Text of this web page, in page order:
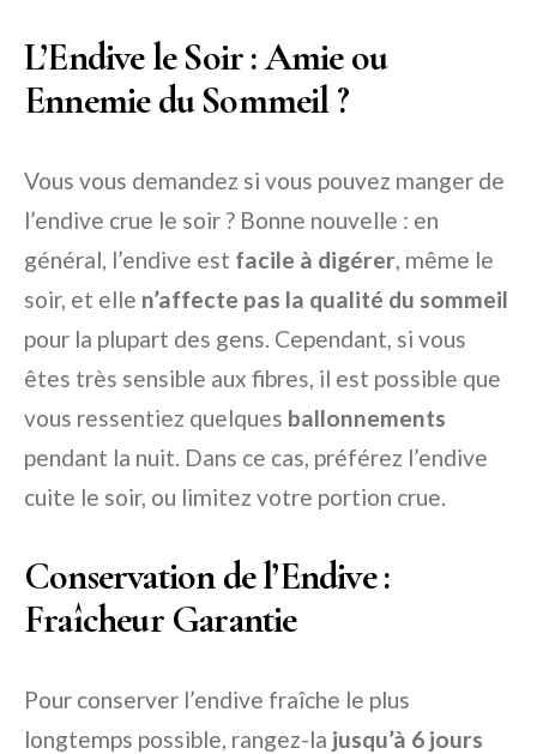
L’Endive le Soir : Amie ou
Ennemie du Sommeil ?
Vous vous demandez si vous pouvez manger de
l’endive crue le soir ? Bonne nouvelle : en
général, l’endive est facile à digérer, même le
soir, et elle n’affecte pas la qualité du sommeil
pour la plupart des gens. Cependant, si vous
êtes très sensible aux fibres, il est possible que
vous ressentiez quelques ballonnements
pendant la nuit. Dans ce cas, préférez l’endive
cuite le soir, ou limitez votre portion crue.
Conservation de l’Endive :
Fraîcheur Garantie
Pour conserver l’endive fraîche le plus
longtemps possible, rangez-la jusqu’à 6 jours